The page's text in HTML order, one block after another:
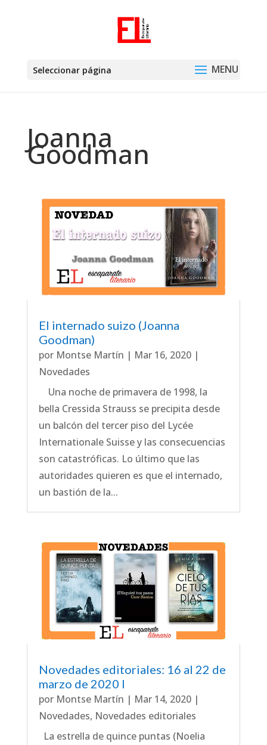
Seleccionar página
Joanna
Goodman
El internado suizo (Joanna
Goodman)
por Montse Martín | Mar 16, 2020|
Novedades
Una noche de primavera de 1998, la
bella Cressida Strauss se precipita desde
un balcón del tercer piso del Lycée
Internationale Suisse y las consecuencias
son catastróficas. Lo último que las
autoridades quieren es que el internado,
un bastión de la...
Novedades editoriales: 16 al 22 de
marzo de 2020 I
por Montse Martín | Mar 14, 2020|
Novedades, Novedades editoriales
La estrella de quince puntas (Noelia